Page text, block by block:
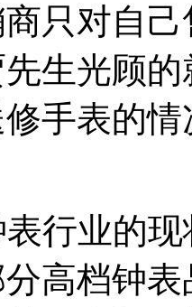
只对自
生光顾
手表的
行业的现
高档钟